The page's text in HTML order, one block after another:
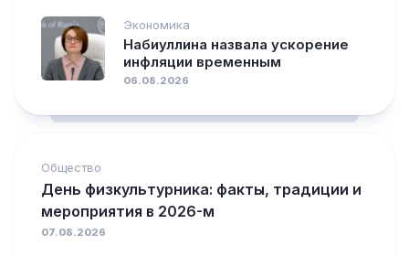
Экономика
Набиуллина назвала ускорение
инфляции временным
06.08.2026
Общество
День физкультурника: факты, традиции и
мероприятия в 2026-м
07.08.2026